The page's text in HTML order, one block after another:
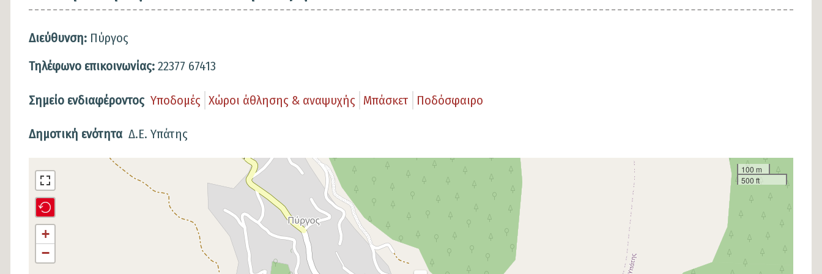
Διεύθυνση: Πύργος
Τηλέφωνο επικοινωνίας: 22377 67413
Σημείο ενδιαφέροντος Υποδομές Χώροι άθλησης & αναψυχής Μπάσκετ Ποδόσφαιρο
Δημοτική ενότητα Δ.Ε. Υπάτης
Σημείο
στον
χάρτη
+
−
100 m
500 ft